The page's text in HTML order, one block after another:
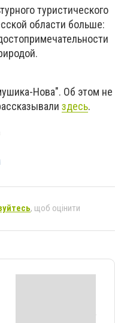
туристического
области больше:
Нова". Об этом не
здесь.
, щоб оцінити